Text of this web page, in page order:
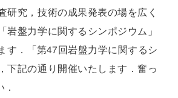
研究，技術の成果発表の場を広く
岩盤力学に関するシンポジウム」
す．「第47回岩盤力学に関するシ
下記の通り開催いたします．奮っ